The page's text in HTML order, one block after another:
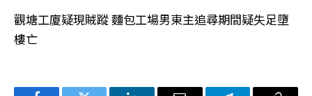
觀塘工廈疑現賊蹤 麵包工場男東主追尋期間疑失足墮
樓亡